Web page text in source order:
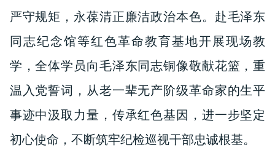
严守规矩，永葆清正廉洁政治本色。赴毛泽东
同志纪念馆等红色革命教育基地开展现场教
学，全体学员向毛泽东同志铜像敬献花篮，重
温入党誓词，从老一辈无产阶级革命家的生平
事迹中汲取力量，传承红色基因，进一步坚定
初心使命，不断筑牢纪检巡视干部忠诚根基。